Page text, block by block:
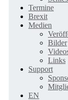
Termine
Brexit
Medien
Bilder
Links
Support
EN